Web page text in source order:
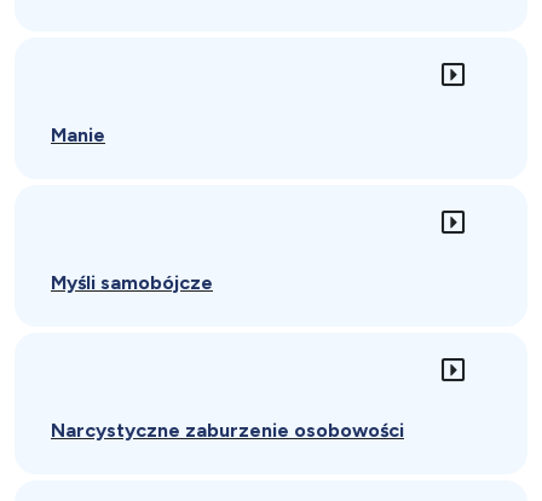
Manie
Myśli samobójcze
Narcystyczne zaburzenie osobowości